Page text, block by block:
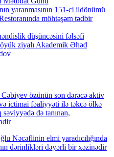
yaranmasının 151-ci ildönümü
möhtəşəm tədbir
düşüncəsini fəlsəfi
ziyalı Akademik Əhəd
özünün son dərəcə aktiv
ictimai fəaliyyəti ilə təkcə ölkə
də tanınan,
Nəcəflinin elmi yaradıcılığında
dərinlikləri dəyərli bir xəzinədir